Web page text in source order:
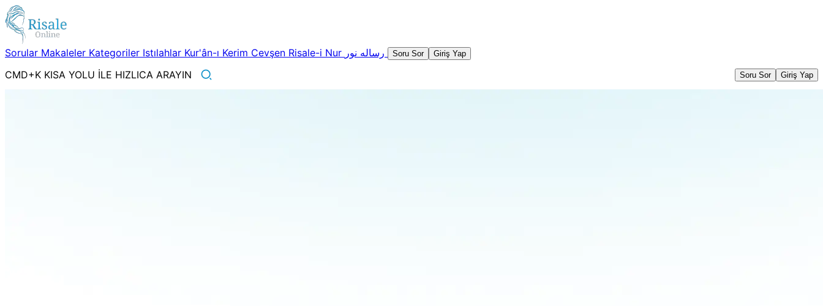
Sorular Makaleler Kategoriler Istılahlar Kur'ân-ı Kerim Cevşen Risale-i Nur Soru Sor Giriş Yap
CMD+K KISA YOLU İLE HIZLICA ARAYIN Soru Sor Giriş Yap